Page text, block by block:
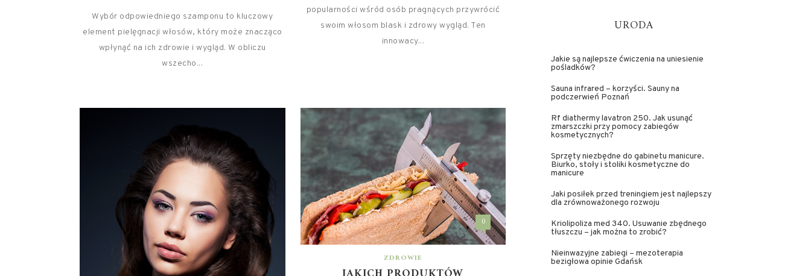
Wybór odpowiedniego szamponu to kluczowy
element pielęgnacji włosów, który może znacząco
wpłynąć na ich zdrowie i wygląd. W obliczu
wszecho...
popularności wśród osób pragnących przywrócić
swoim włosom blask i zdrowy wygląd. Ten
innowacy...
0
ZDROWIE
URODA
Jakie są najlepsze ćwiczenia na uniesienie
pośladków?
Sauna infrared – korzyści. Sauny na
podczerwień Poznań
Rf diathermy lavatron 250. Jak usunąć
zmarszczki przy pomocy zabiegów
kosmetycznych?
Sprzęty niezbędne do gabinetu manicure.
Biurko, stoły i stoliki kosmetyczne do
manicure
Jaki posiłek przed treningiem jest najlepszy
dla zrównoważonego rozwoju
Kriolipoliza med 340. Usuwanie zbędnego
tłuszczu – jak można to zrobić?
Nieinwazyjne zabiegi – mezoterapia
bezigłowa opinie Gdańsk